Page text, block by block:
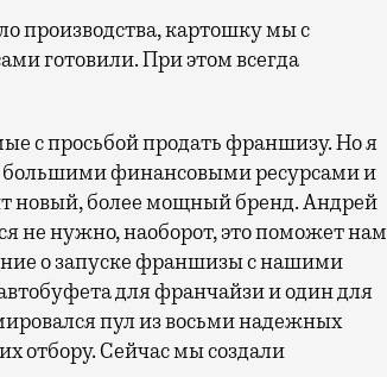
производства, картошку мы с
готовили. При этом всегда
с просьбой продать франшизу. Но я
большими финансовыми ресурсами и
новый, более мощный бренд. Андрей
не нужно, наоборот, это поможет нам
о запуске франшизы с нашими
для франчайзи и один для
пул из восьми надежных
отбору. Сейчас мы создали